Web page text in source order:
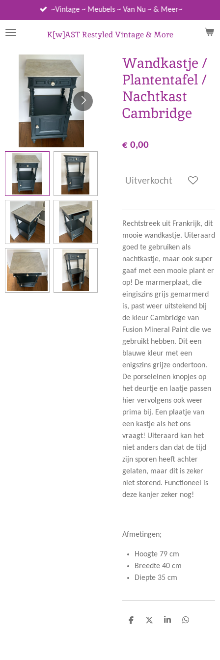
direct
naar
hoofdinhoud
K[w]AST Restyled Vintage & More
~Vintage ~ Meubels ~ Van Nu ~ & Meer~
Wandkastje /
Plantentafel /
Nachtkast
Cambridge
€ 0,00
Uitverkocht
Rechtstreek uit Frankrijk, dit
mooie wandkastje. Uiteraard
goed te gebruiken als
nachtkastje, maar ook super
gaaf met een mooie plant er
op! De marmerplaat, die
eingiszins grijs gemarmerd
is, past weer uitstekend bij
de kleur Cambridge van
Fusion Mineral Paint die we
gebruikt hebben. Dit een
blauwe kleur met een
enigszins grijze ondertoon.
De porseleinen knopjes op
het deurtje en laatje passen
hier vervolgens ook weer
prima bij. Een plaatje van
een kastje als het ons
vraagt! Uiteraard kan het
niet anders dan dat de tijd
zijn sporen heeft achter
gelaten, maar dit is zeker
niet storend. Functioneel is
deze kanjer zeker nog!
Afmetingen;
Hoogte 79 cm
Breedte 40 cm
Diepte 35 cm
D
D
S
D